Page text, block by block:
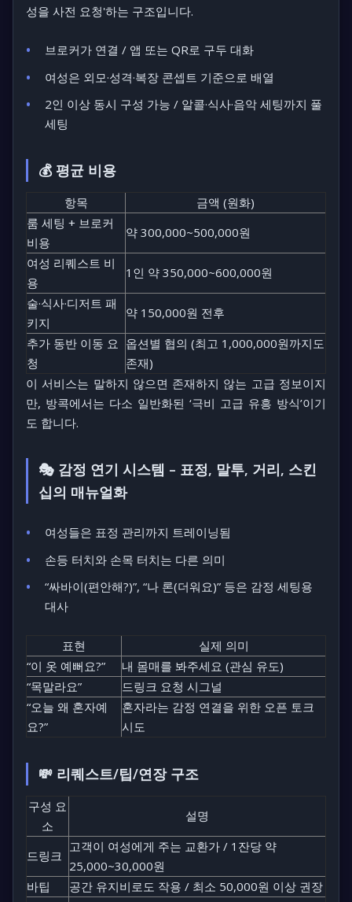
성을 사전 요청'하는 구조입니다.
브로커가 연결 / 앱 또는 QR로 구두 대화
여성은 외모·성격·복장 콘셉트 기준으로 배열
2인 이상 동시 구성 가능 / 알콜·식사·음악 세팅까지 풀
세팅
💰 평균 비용
항목
금액 (원화)
룸 세팅 + 브로커
비용
약 300,000~500,000원
여성 리퀘스트 비
용
1인 약 350,000~600,000원
술·식사·디저트 패
키지
약 150,000원 전후
추가 동반 이동 요
청
옵션별 협의 (최고 1,000,000원까지도
존재)
이 서비스는 말하지 않으면 존재하지 않는 고급 정보이지
만, 방콕에서는 다소 일반화된 ‘극비 고급 유흥 방식’이기
도 합니다.
🎭 감정 연기 시스템 – 표정, 말투, 거리, 스킨
십의 매뉴얼화
여성들은 표정 관리까지 트레이닝됨
손등 터치와 손목 터치는 다른 의미
“싸바이(편안해?)”, “나 론(더워요)” 등은 감정 세팅용
대사
표현
실제 의미
“이 옷 예뻐요?”
내 몸매를 봐주세요 (관심 유도)
“목말라요”
드링크 요청 시그널
“오늘 왜 혼자예
요?”
혼자라는 감정 연결을 위한 오픈 토크
시도
💸 리퀘스트/팁/연장 구조
구성 요
소
설명
드링크
고객이 여성에게 주는 교환가 / 1잔당 약
25,000~30,000원
바팁
공간 유지비로도 작용 / 최소 50,000원 이상 권장